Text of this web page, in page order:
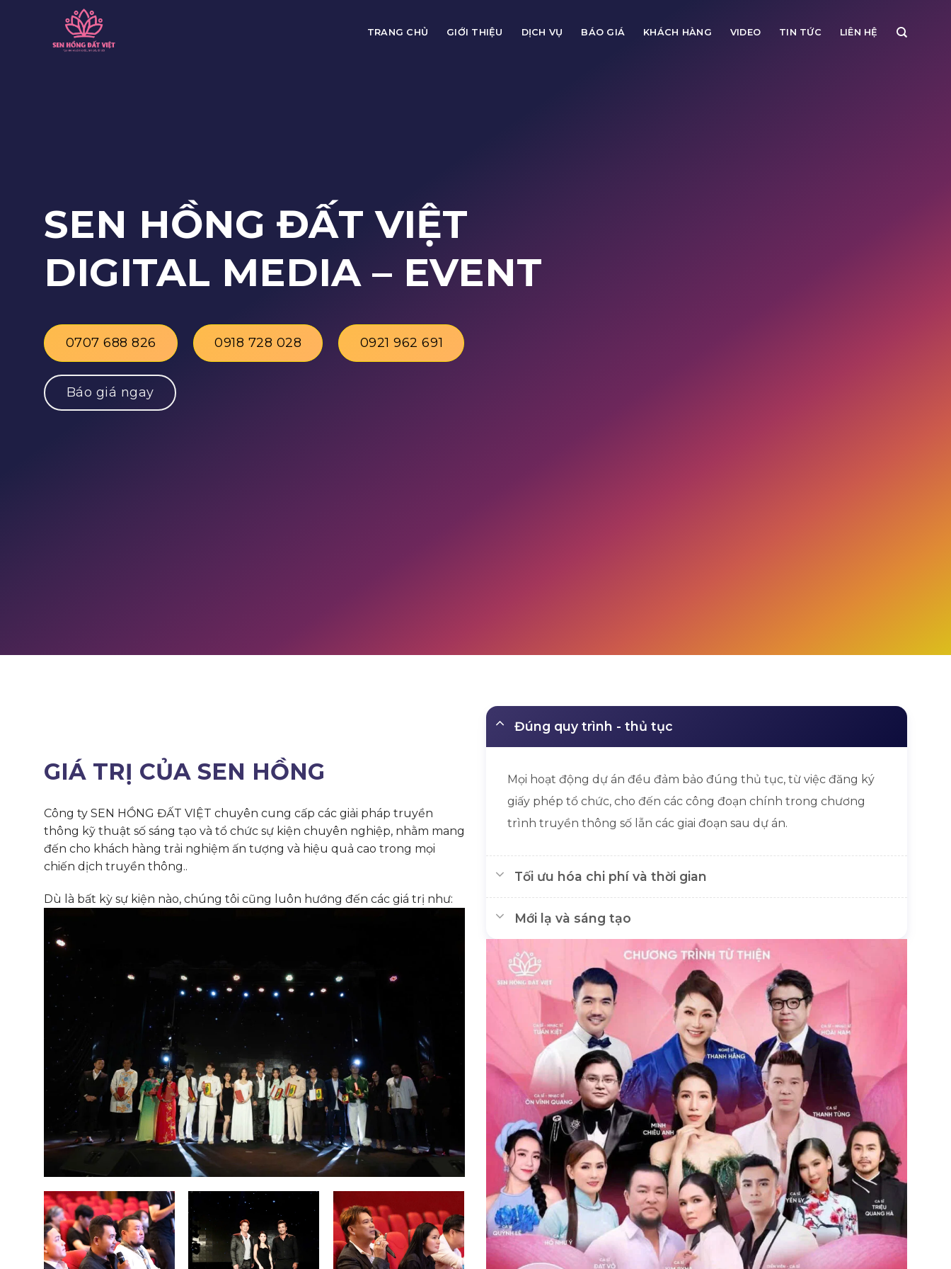
TRANG CHỦ GIỚI THIỆU DỊCH VỤ BÁO GIÁ KHÁCH HÀNG VIDEO TIN TỨC LIÊN HỆ
SEN HỒNG ĐẤT VIỆT
DIGITAL MEDIA – EVENT
0707 688 826 0918 728 028 0921 962 691
Báo giá ngay
GIÁ TRỊ CỦA SEN HỒNG
Công ty SEN HỒNG ĐẤT VIỆT chuyên cung cấp các giải pháp truyền
thông kỹ thuật số sáng tạo và tổ chức sự kiện chuyên nghiệp, nhằm mang
đến cho khách hàng trải nghiệm ấn tượng và hiệu quả cao trong mọi
chiến dịch truyền thông..
Dù là bất kỳ sự kiện nào, chúng tôi cũng luôn hướng đến các giá trị như:
Đúng quy trình - thủ tục
Mọi hoạt động dự án đều đảm bảo đúng thủ tục, từ việc đăng ký
giấy phép tổ chức, cho đến các công đoạn chính trong chương
trình truyền thông số lẫn các giai đoạn sau dự án.
Tối ưu hóa chi phí và thời gian
Mới lạ và sáng tạo